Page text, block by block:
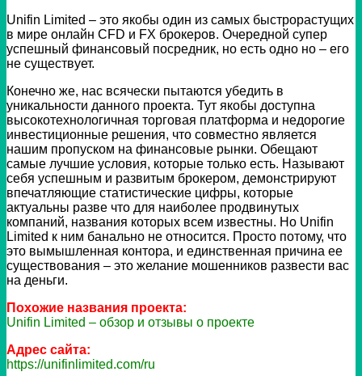
Unifin Limited – это якобы один из самых быстрорастущих
в мире онлайн CFD и FX брокеров. Очередной супер
успешный финансовый посредник, но есть одно но – его
не существует.
Конечно же, нас всячески пытаются убедить в
уникальности данного проекта. Тут якобы доступна
высокотехнологичная торговая платформа и недорогие
инвестиционные решения, что совместно является
нашим пропуском на финансовые рынки. Обещают
самые лучшие условия, которые только есть. Называют
себя успешным и развитым брокером, демонстрируют
впечатляющие статистические цифры, которые
актуальны разве что для наиболее продвинутых
компаний, названия которых всем известны. Но Unifin
Limited к ним банально не относится. Просто потому, что
это вымышленная контора, и единственная причина ее
существования – это желание мошенников развести вас
на деньги.
Похожие названия проекта:
Unifin Limited – обзор и отзывы о проекте
Адрес сайта:
https://unifinlimited.com/ru